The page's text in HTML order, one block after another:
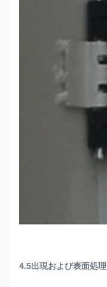
4.5出現および表面処理